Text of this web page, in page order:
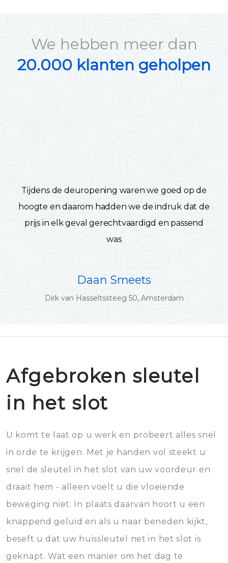
We hebben meer dan
20.000 klanten geholpen
Tijdens de deuropening waren we goed op de
hoogte en daarom hadden we de indruk dat de
prijs in elk geval gerechtvaardigd en passend
was
Daan Smeets
Dirk van Hasseltssteeg 50, Amsterdam
Afgebroken sleutel
in het slot
U komt te laat op u werk en probeert alles snel
in orde te krijgen. Met je handen vol steekt u
snel de sleutel in het slot van uw voordeur en
draait hem - alleen voelt u die vloeiende
beweging niet. In plaats daarvan hoort u een
knappend geluid en als u naar beneden kijkt,
beseft u dat uw huissleutel net in het slot is
geknapt. Wat een manier om het dag te